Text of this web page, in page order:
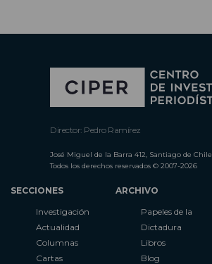
Director: Pedro Ramírez
José Miguel de la Barra 412, Santiago de Chile
Todos los derechos reservados © 2007-2026
SECCIONES
Investigación
Actualidad
Columnas
Cartas
ARCHIVO
Papeles de la
Dictadura
Libros
Blog